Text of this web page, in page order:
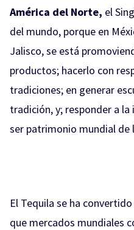
América del Norte, el
del mundo, porque en
Jalisco, se está
productos; hacerlo con
tradiciones; en generar
tradición, y; responder a
ser patrimonio mundial de
El Tequila se ha
que mercados mundiales